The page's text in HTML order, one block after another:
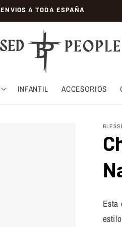
ENVIOS A TODA ESPAÑA
INFANTIL ACCESORIOS
Esta